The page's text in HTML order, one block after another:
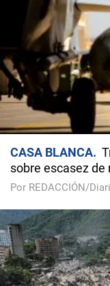
CASA BLANCA
sobre escasez de
Por REDACCIÓN/